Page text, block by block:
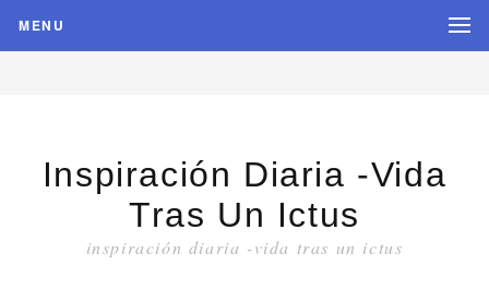
MENU
Inspiración Diaria -vida
Tras Un Ictus
inspiración diaria -vida tras un ictus